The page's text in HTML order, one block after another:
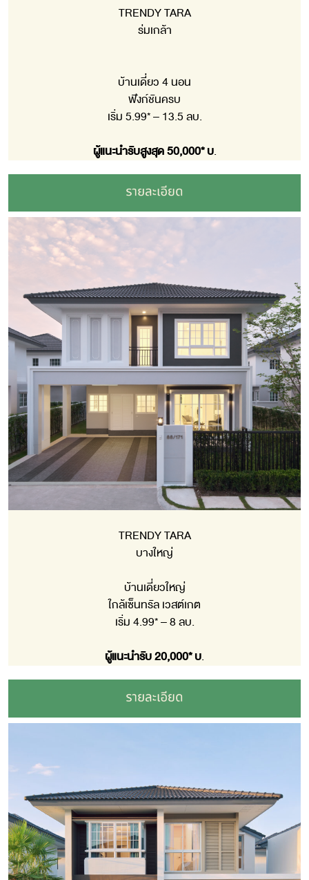
TRENDY TARA
ร่มเกล้า
บ้านเดี่ยว 4 นอน
ฟังก์ชันครบ
เริ่ม 5.99* – 13.5 ลบ.
ผู้แนะนำรับสูงสุด 50,000* บ.
TRENDY TARA
บางใหญ่
บ้านเดี่ยวใหญ่
ใกล้เซ็นทรัล เวสต์เกต
เริ่ม 4.99* – 8 ลบ.
ผู้แนะนำรับ 20,000* บ.